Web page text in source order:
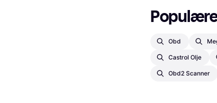
Obd
Castrol Olje
Obd2 Scanner